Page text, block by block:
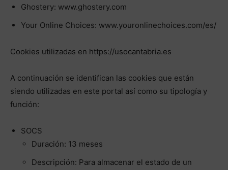
Ghostery: www.ghostery.com
Your Online Choices: www.youronlinechoices.com/es/
Cookies utilizadas en https://usocantabria.es
A continuación se identifican las cookies que están
siendo utilizadas en este portal así como su tipología y
función:
SOCS
Duración: 13 meses
Descripción: Para almacenar el estado de un